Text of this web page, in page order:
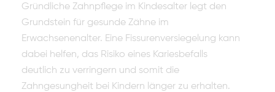
Gründliche Zahnpflege im Kindesalter legt den
Grundstein für gesunde Zähne im
Erwachsenenalter. Eine Fissurenversiegelung kann
dabei helfen, das Risiko eines Kariesbefalls
deutlich zu verringern und somit die
Zahngesungheit bei Kindern länger zu erhalten.